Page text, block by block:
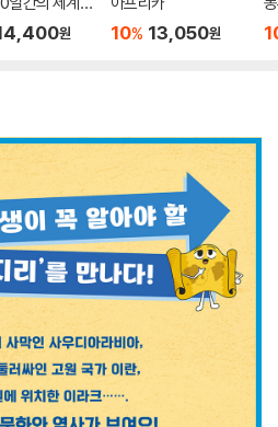
원 10% 13,050원